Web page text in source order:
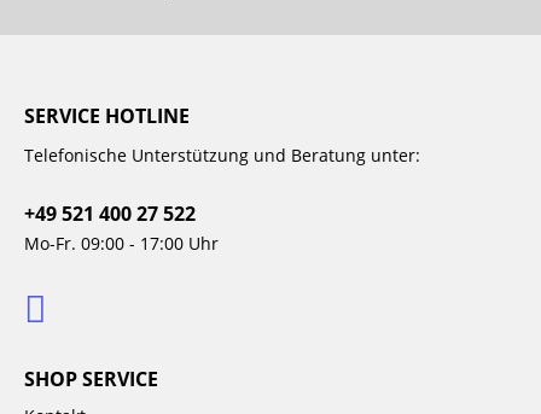
SERVICE HOTLINE
Telefonische Unterstützung und Beratung unter:
+49 521 400 27 522
Mo-Fr. 09:00 - 17:00 Uhr
SHOP SERVICE